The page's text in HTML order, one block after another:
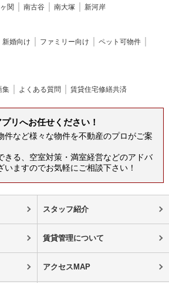
関 南古谷 南大塚 新河岸
新婚向け ファミリー向け
ペット可物件
集 よくある質問 賃貸住宅修繕共済
リへお任せください！
件など様々な物件を不動産のプロがご案
きる、空室対策・満室経営などのアドバ
いますのでお気軽にご相談下さい！
スタッフ紹介
賃貸管理について
アクセスMAP